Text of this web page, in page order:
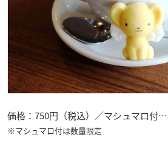
価格：750円（税込）／マシュマロ付
※マシュマロ付は数量限定